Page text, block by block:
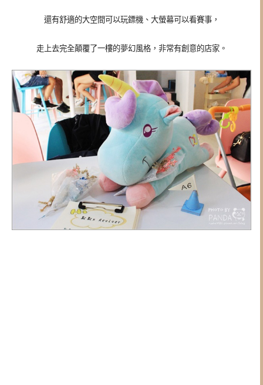
還有舒適的大空間可以玩鏢機、大螢幕可以看賽事，
走上去完全顛覆了一樓的夢幻風格，非常有創意的店家。